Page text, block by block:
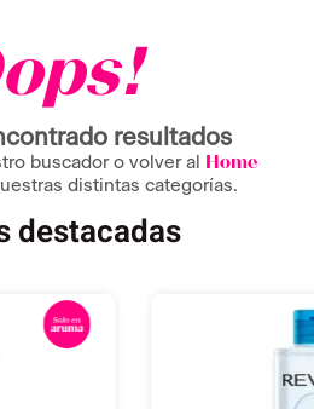
resultados
buscador o volver al
Home
distintas categorías.
destacadas